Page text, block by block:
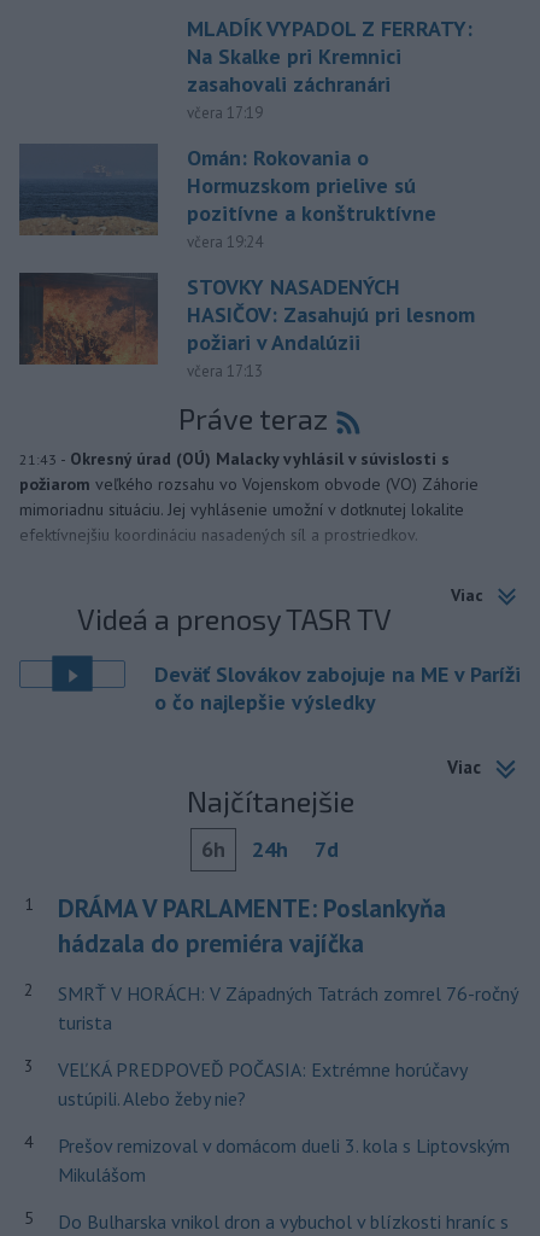
MLADÍK VYPADOL Z FERRATY:
Na Skalke pri Kremnici
zasahovali záchranári
včera 17:19
Omán: Rokovania o
Hormuzskom prielive sú
pozitívne a konštruktívne
včera 19:24
STOVKY NASADENÝCH
HASIČOV: Zasahujú pri lesnom
požiari v Andalúzii
včera 17:13
Práve teraz
21:43 - Okresný úrad (OÚ) Malacky vyhlásil v súvislosti s
požiarom veľkého rozsahu vo Vojenskom obvode (VO) Záhorie
mimoriadnu situáciu. Jej vyhlásenie umožní v dotknutej lokalite
efektívnejšiu koordináciu nasadených síl a prostriedkov.
Viac
Videá a prenosy TASR TV
Deväť Slovákov zabojuje na ME v Paríži
o čo najlepšie výsledky
Viac
Najčítanejšie
6h 24h 7d
1
DRÁMA V PARLAMENTE: Poslankyňa
hádzala do premiéra vajíčka
2
SMRŤ V HORÁCH: V Západných Tatrách zomrel 76-ročný
turista
3
VEĽKÁ PREDPOVEĎ POČASIA: Extrémne horúčavy
ustúpili. Alebo žeby nie?
4
Prešov remizoval v domácom dueli 3. kola s Liptovským
Mikulášom
5
Do Bulharska vnikol dron a vybuchol v blízkosti hraníc s